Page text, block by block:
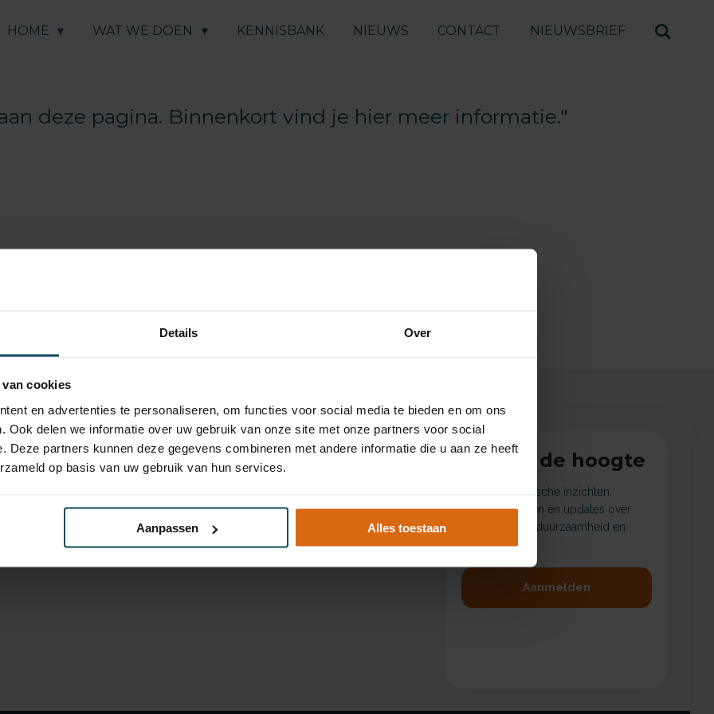
Details Over
cookies
en advertenties te personaliseren, om functies voor social media te bieden en om ons
Ook delen we informatie over uw gebruik van onze site met onze partners voor social
Deze partners kunnen deze gegevens combineren met andere informatie die u aan ze heeft
op basis van uw gebruik van hun services.
Aanpassen Alles toestaan
HOME WAT WE DOEN KENNISBANK NIEUWS CONTACT NIEUWSBRIEF
deze pagina. Binnenkort vind je hier meer informatie."
THEMA'S
Duurzaamheid
Materiaalkeuze
CONTACT
Ons team
Veelgestelde vragen
Blijf op de hoogte
Ontvang praktische inzichten,
nieuwe artikelen en updates over
verpakkingen, duurzaamheid en
wetgeving.
Aanmelden